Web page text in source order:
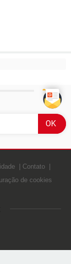
Contato
de cookies